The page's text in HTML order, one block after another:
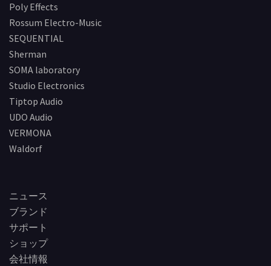
Poly Effects
Rossum Electro-Music
SEQUENTIAL
Sherman
SOMA laboratory
Studio Electronics
Tiptop Audio
UDO Audio
VERMONA
Waldorf
ニュース
ブランド
サポート
ショップ
会社情報